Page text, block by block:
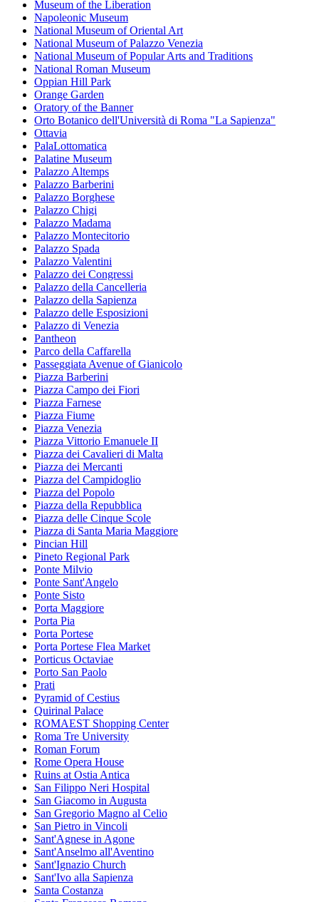
Museum of the Liberation
Napoleonic Museum
National Museum of Oriental Art
National Museum of Palazzo Venezia
National Museum of Popular Arts and Traditions
National Roman Museum
Oppian Hill Park
Orange Garden
Oratory of the Banner
Orto Botanico dell'Università di Roma "La Sapienza"
Ottavia
PalaLottomatica
Palatine Museum
Palazzo Altemps
Palazzo Barberini
Palazzo Borghese
Palazzo Chigi
Palazzo Madama
Palazzo Montecitorio
Palazzo Spada
Palazzo Valentini
Palazzo dei Congressi
Palazzo della Cancelleria
Palazzo della Sapienza
Palazzo delle Esposizioni
Palazzo di Venezia
Pantheon
Parco della Caffarella
Passeggiata Avenue of Gianicolo
Piazza Barberini
Piazza Campo dei Fiori
Piazza Farnese
Piazza Fiume
Piazza Venezia
Piazza Vittorio Emanuele II
Piazza dei Cavalieri di Malta
Piazza dei Mercanti
Piazza del Campidoglio
Piazza del Popolo
Piazza della Repubblica
Piazza delle Cinque Scole
Piazza di Santa Maria Maggiore
Pincian Hill
Pineto Regional Park
Ponte Milvio
Ponte Sant'Angelo
Ponte Sisto
Porta Maggiore
Porta Pia
Porta Portese
Porta Portese Flea Market
Porticus Octaviae
Porto San Paolo
Prati
Pyramid of Cestius
Quirinal Palace
ROMAEST Shopping Center
Roma Tre University
Roman Forum
Rome Opera House
Ruins at Ostia Antica
San Filippo Neri Hospital
San Giacomo in Augusta
San Gregorio Magno al Celio
San Pietro in Vincoli
Sant'Agnese in Agone
Sant'Anselmo all'Aventino
Sant'Ignazio Church
Sant'Ivo alla Sapienza
Santa Costanza